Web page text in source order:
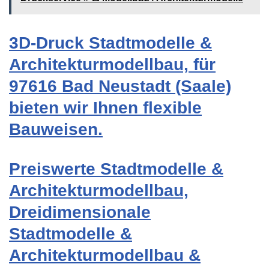
3D-Druck Stadtmodelle &
Architekturmodellbau, für
97616 Bad Neustadt (Saale)
bieten wir Ihnen flexible
Bauweisen.
Preiswerte Stadtmodelle &
Architekturmodellbau,
Dreidimensionale
Stadtmodelle &
Architekturmodellbau &